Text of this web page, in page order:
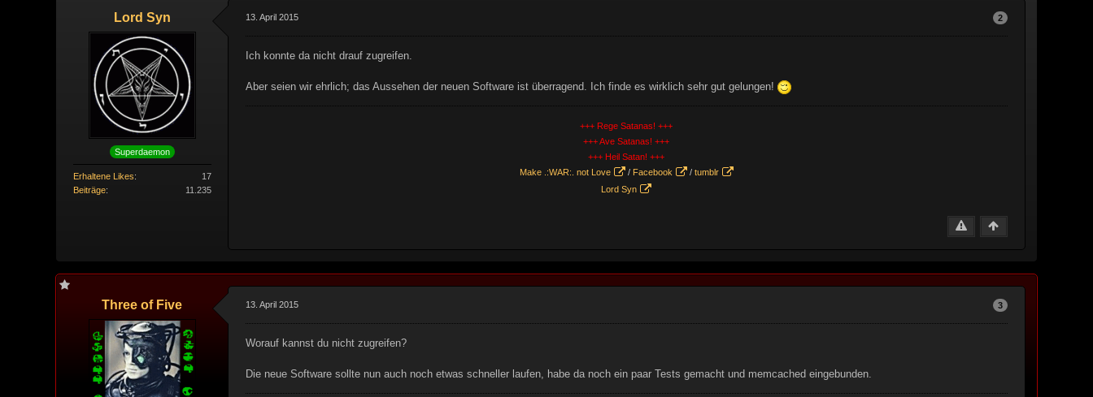
Lord Syn
Superdaemon
Erhaltene Likes
17
Beiträge
11.235
2
13. April 2015
Ich konnte da nicht drauf zugreifen.
Aber seien wir ehrlich; das Aussehen der neuen Software ist überragend. Ich finde es wirklich sehr gut gelungen!
+++ Rege Satanas! +++
+++ Ave Satanas! +++
+++ Heil Satan! +++
Make .:WAR:. not Love
/Facebook / tumblr
Lord Syn
Three of Five 3
13. April 2015
Worauf kannst du nicht zugreifen?
Die neue Software sollte nun auch noch etwas schneller laufen, habe da noch ein paar Tests gemacht und memcached eingebunden.